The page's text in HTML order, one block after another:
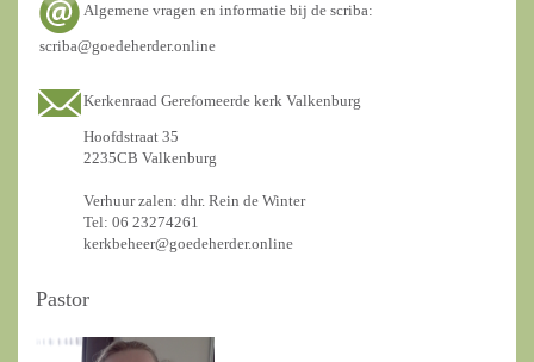
Algemene vragen en informatie bij de scriba:
scriba@goedeherder.online
Kerkenraad Gerefomeerde kerk Valkenburg
Hoofdstraat 35
2235CB Valkenburg
Verhuur zalen: dhr. Rein de Winter
Tel: 06 23274261
kerkbeheer@goedeherder.online
Pastor